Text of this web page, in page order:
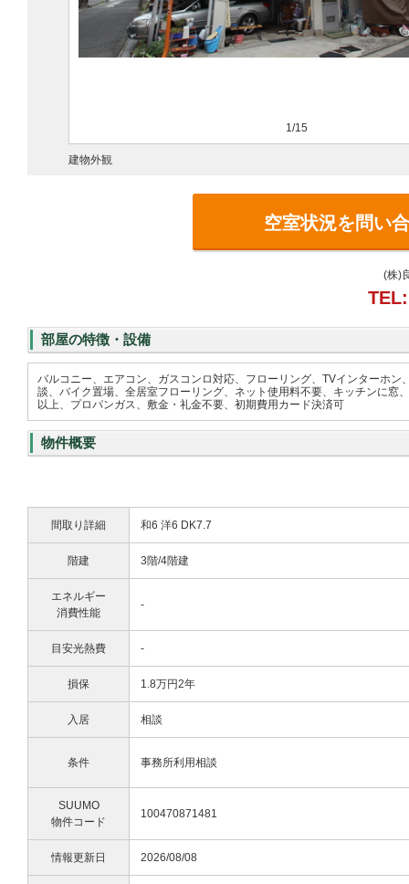
1/15
建物外観
空室状況を問い
(株)
部屋の特徴・設備
バルコニー、エアコン、ガスコンロ対応、フローリング、TVインターホ
談、バイク置場、全居室フローリング、ネット使用料不要、キッチンに
以上、プロパンガス、敷金・礼金不要、初期費用カード決済可
物件概要
間取り詳細 和6 洋6 DK7.7
階建 3階/4階建
エネルギー
消費性能
-
目安光熱費 -
損保 1.8万円2年
入居 相談
条件 事務所利用相談
SUUMO
物件コード
100470871481
情報更新日 2026/08/08